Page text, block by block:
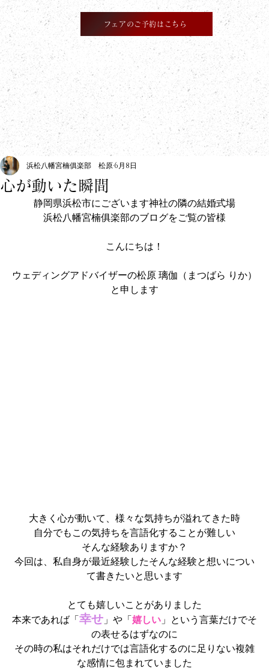
フェアのご予約はこちら
​information
心が動いた瞬間
浜松八幡宮楠俱楽部 松原6月8日
静岡県浜松市にございます神社の隣の結婚式場
浜松八幡宮楠俱楽部のブログをご覧の皆様
こんにちは！
ウェディングアドバイザーの松原 璃伽（まつばら りか）
と申します
大きく心が動いて、様々な気持ちが溢れてきた時
自分でもこの気持ちを言語化することが難しい
そんな経験ありますか？
今回は、私自身が最近経験したそんな経験と想いについ
て書きたいと思います
とても嬉しいことがありました
本来であれば「幸せ」や「嬉しい」という言葉だけでそ
の表せるはずなのに
その時の私はそれだけでは言語化するのに足りない複雑
な感情に包まれていました